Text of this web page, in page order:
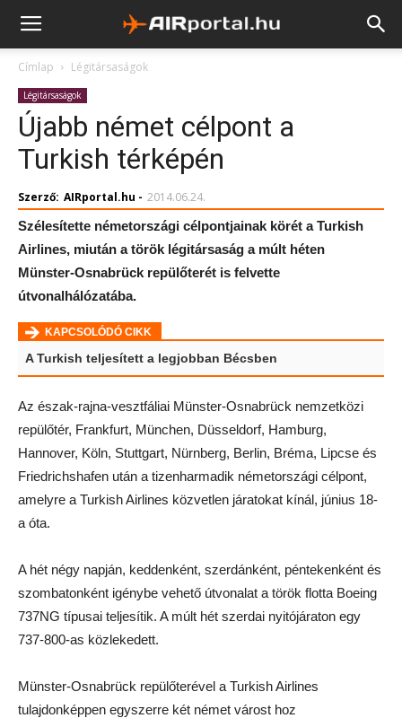
Címlap Légitársaságok
Légitársaságok
Újabb német célpont a
Turkish térképén
Szerző: AIRportal.hu - 2014.06.24.
Szélesítette németországi célpontjainak körét a Turkish
Airlines, miután a török légitársaság a múlt héten
Münster-Osnabrück repülőterét is felvette
útvonalhálózatába.
KAPCSOLÓDÓ CIKK
A Turkish teljesített a legjobban Bécsben
Az észak-rajna-vesztfáliai Münster-Osnabrück nemzetközi
repülőtér, Frankfurt, München, Düsseldorf, Hamburg,
Hannover, Köln, Stuttgart, Nürnberg, Berlin, Bréma, Lipcse és
Friedrichshafen után a tizenharmadik németországi célpont,
amelyre a Turkish Airlines közvetlen járatokat kínál, június 18-
a óta.
A hét négy napján, keddenként, szerdánként, péntekenként és
szombatonként igénybe vehető útvonalat a török flotta Boeing
737NG típusai teljesítik. A múlt hét szerdai nyitójáraton egy
737-800-as közlekedett.
Münster-Osnabrück repülőterével a Turkish Airlines
tulajdonképpen egyszerre két német várost hoz